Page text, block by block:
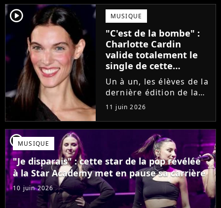
la Star Academy 2022, a
vu beaucoup de portes
se fermer. Sur
Instagram, elle...
player2 MUSIQUE
"C'est de la bombe" :
Charlotte Cardin
valide totalement le
single de cette
ancienne élève de la
Star Academy
Un à un, les élèves de la
dernière édition de la
Star Academy se font
une place dans le nid.
Dans le sillage d'Ambre,
c'est au tour de Lily
Campa de présenter
son univers à travers...
11 juin 2026
player2MUSIQUE
"Je disparais" : cette star de la pop révélée
à la Star Academy met en pause sa carrière
10 juin 2026